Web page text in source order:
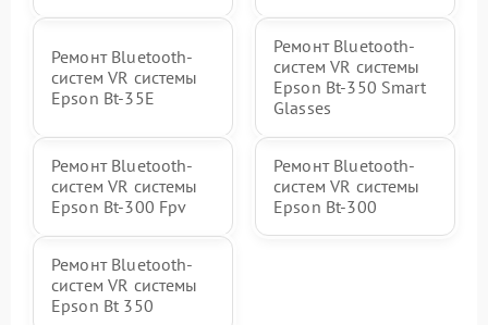
Ремонт Bluetooth-
систем VR системы
Epson Bt-35E
Ремонт Bluetooth-
систем VR системы
Epson Bt-350 Smart
Glasses
Ремонт Bluetooth-
систем VR системы
Epson Bt-300 Fpv
Ремонт Bluetooth-
систем VR системы
Epson Bt-300
Ремонт Bluetooth-
систем VR системы
Epson Bt 350